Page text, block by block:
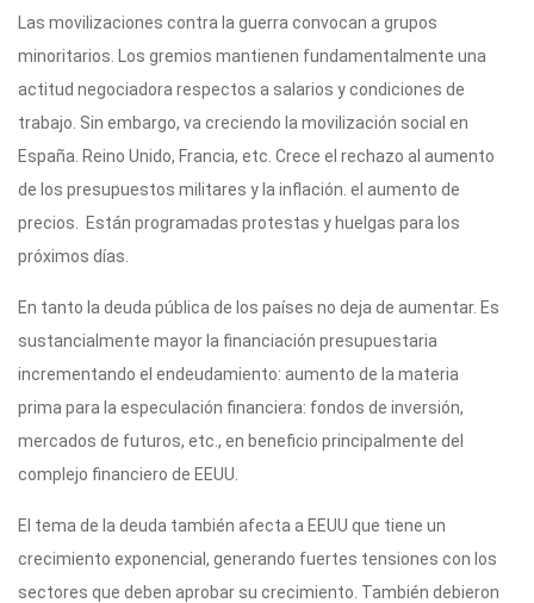
Las movilizaciones contra la guerra convocan a grupos
minoritarios. Los gremios mantienen fundamentalmente una
actitud negociadora respectos a salarios y condiciones de
trabajo. Sin embargo, va creciendo la movilización social en
España. Reino Unido, Francia, etc. Crece el rechazo al aumento
de los presupuestos militares y la inflación. el aumento de
precios. Están programadas protestas y huelgas para los
próximos días.
En tanto la deuda pública de los países no deja de aumentar. Es
sustancialmente mayor la financiación presupuestaria
incrementando el endeudamiento: aumento de la materia
prima para la especulación financiera: fondos de inversión,
mercados de futuros, etc., en beneficio principalmente del
complejo financiero de EEUU.
El tema de la deuda también afecta a EEUU que tiene un
crecimiento exponencial, generando fuertes tensiones con los
sectores que deben aprobar su crecimiento. También debieron